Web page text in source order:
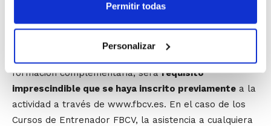
Permitir todas
Personalizar
desarrollo individual de los jugadores.
Cualquier persona que quiera contabilizar la asistencia
formación complementaria, serárequisito
imprescindible que se haya inscrito previamente a la
actividad a través de www.fbcv.es. En el caso de los
Cursos de Entrenador FBCV, la asistencia a cualquiera